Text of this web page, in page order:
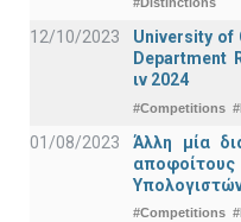
12/10/2023
University of
Department
ιν 2024
#Competitions
01/08/2023
Άλλη μία
#Competitions